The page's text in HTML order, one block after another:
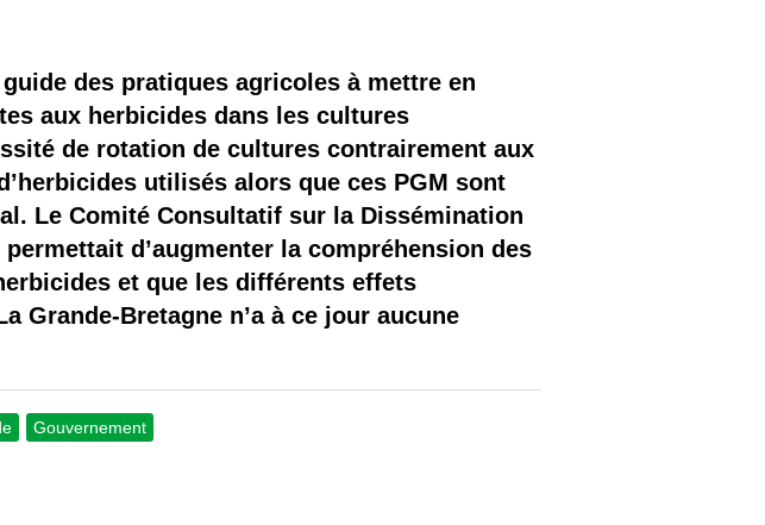
des OGM ?
des pratiques agricoles à mettre en
aux herbicides dans les cultures
de rotation de cultures contrairement aux
utilisés alors que ces PGM sont
Le Comité Consultatif sur la Dissémination
d’augmenter la compréhension des
et que les différents effets
Grande-Bretagne n’a à ce jour aucune
Gouvernement